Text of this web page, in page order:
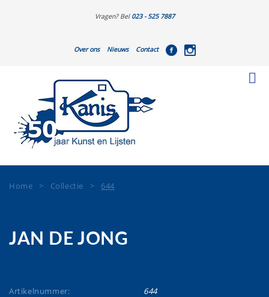
Vragen? Bel 023 - 525 7887
Over ons Nieuws Contact
Home > Collectie > 644
JAN DE JONG
Artikelnummer:
644